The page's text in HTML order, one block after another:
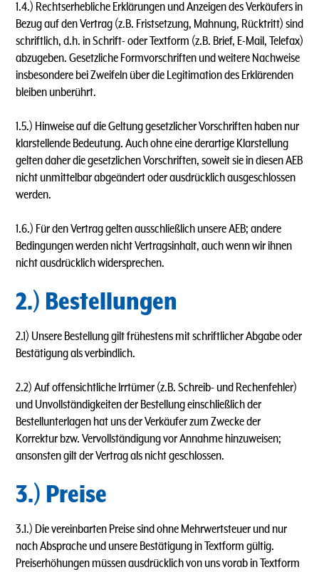
1.4.) Rechtserhebliche Erklärungen und Anzeigen des Verkäufers in
Bezug auf den Vertrag (z.B. Fristsetzung, Mahnung, Rücktritt) sind
schriftlich, d.h. in Schrift- oder Textform (z.B. Brief, E-Mail, Telefax)
abzugeben. Gesetzliche Formvorschriften und weitere Nachweise
insbesondere bei Zweifeln über die Legitimation des Erklärenden
bleiben unberührt.
1.5.) Hinweise auf die Geltung gesetzlicher Vorschriften haben nur
klarstellende Bedeutung. Auch ohne eine derartige Klarstellung
gelten daher die gesetzlichen Vorschriften, soweit sie in diesen AEB
nicht unmittelbar abgeändert oder ausdrücklich ausgeschlossen
werden.
1.6.) Für den Vertrag gelten ausschließlich unsere AEB; andere
Bedingungen werden nicht Vertragsinhalt, auch wenn wir ihnen
nicht ausdrücklich widersprechen.
2.) Bestellungen
2.1) Unsere Bestellung gilt frühestens mit schriftlicher Abgabe oder
Bestätigung als verbindlich.
2.2) Auf offensichtliche lrrtümer (z.B. Schreib- und Rechenfehler)
und Unvollständigkeiten der Bestellung einschließlich der
Bestellunterlagen hat uns der Verkäufer zum Zwecke der
Korrektur bzw. Vervollständigung vor Annahme hinzuweisen;
ansonsten gilt der Vertrag als nicht geschlossen.
3.) Preise
3.1.) Die vereinbarten Preise sind ohne Mehrwertsteuer und nur
nach Absprache und unsere Bestätigung in Textform gültig.
Preiserhöhungen müssen ausdrücklich von uns vorab in Textform